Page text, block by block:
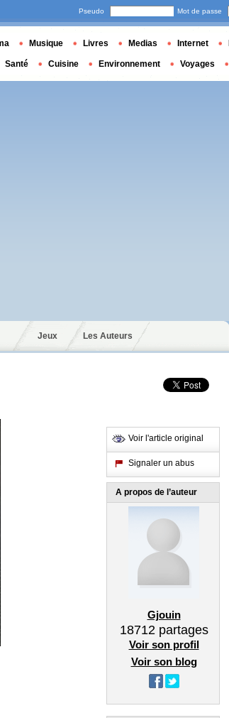
Jeux Les Auteurs
Voir l'article original
Signaler un abus
A propos de l’auteur
Gjouin
18712partages
Voir son profil
Voir son blog
Pseudo Mot de passe
Musique Livres Medias Internet
Santé Cuisine Environnement Voyages